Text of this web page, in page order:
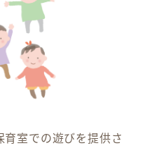
室での遊びを提供さ